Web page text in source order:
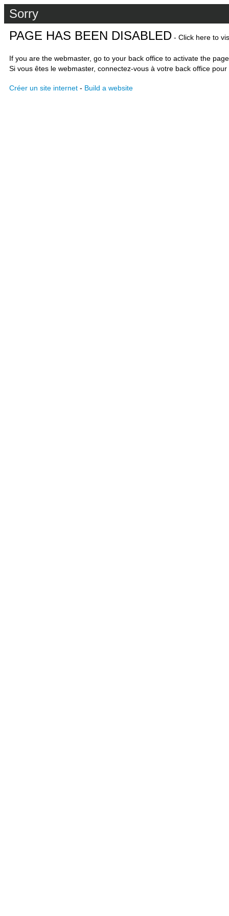
Sorry
PAGE HAS BEEN DISABLED - Click here to
If you are the webmaster, go to your back office to activate the
Si vous êtes le webmaster, connectez-vous à votre back office
Créer un site internet - Build a website